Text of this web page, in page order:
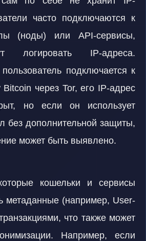
часто подключаются к
(ноды) или API-сервисы,
логировать IP-адреса.
подключается к
Bitcoin через Tor, его IP-адрес
но если он использует
без дополнительной защиты,
может быть выявлено.
кошельки и сервисы
метаданные (например, User-
что также может
Например, если